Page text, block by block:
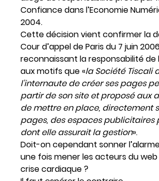
Confiance dans l’Economie
2004.
Cette décision vient confirmer la
Cour d’appel de Paris du 7 juin
reconnaissant la responsabilité de
aux motifs que «la Société Tiscali
l’internaute de créer ses pages
partir de son site et proposé aux
de mettre en place, directement
pages, des espaces publicitaires
dont elle assurait la gestion».
Doit-on cependant sonner
une fois mener les acteurs du web
crise cardiaque ?